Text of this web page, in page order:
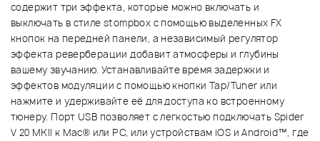
содержит три эффекта, которые можно включать и
выключать в стиле stompbox с помощью выделенных FX
кнопок на передней панели, а независимый регулятор
эффекта реверберации добавит атмосферы и глубины
вашему звучанию. Устанавливайте время задержки и
эффектов модуляции с помощью кнопки Tap/Tuner или
нажмите и удерживайте её для доступа ко встроенному
тюнеру. Порт USB позволяет с легкостью подключать Spider
V 20 MKII к Mac® или PC, или устройствам iOS и Android™, где